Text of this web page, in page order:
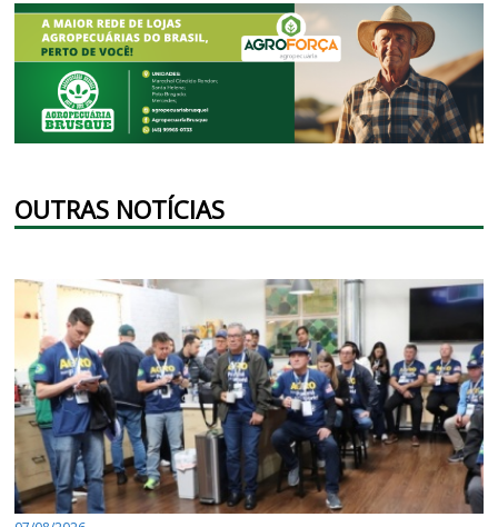
OUTRAS NOTÍCIAS